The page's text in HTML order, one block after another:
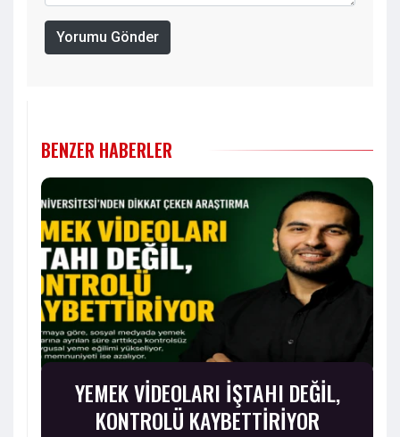
Yorumu Gönder
BENZER HABERLER
YEMEK VİDEOLARI İŞTAHI DEĞİL,
KONTROLÜ KAYBETTİRİYOR